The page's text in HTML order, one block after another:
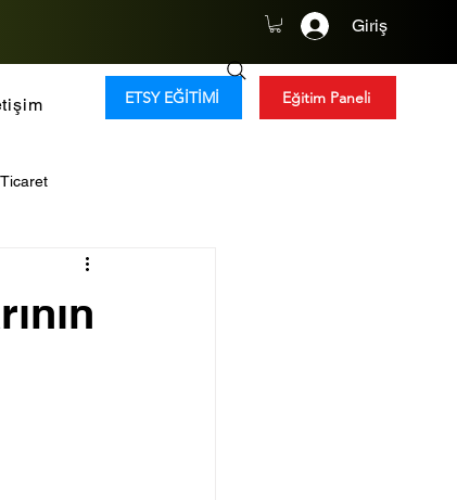
Giriş
ETSY EĞİTİMİ Eğitim Paneli
Tüketim Trendleri